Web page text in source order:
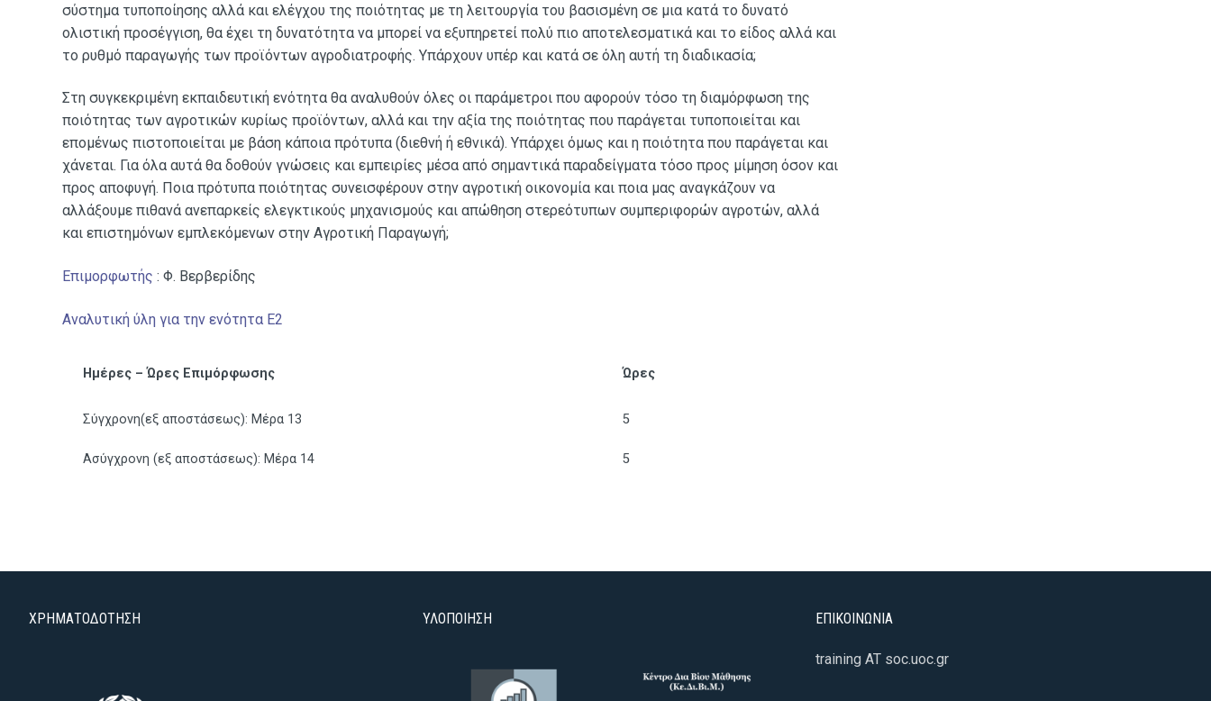
σύστημα τυποποίησης αλλά και ελέγχου της ποιότητας με τη λειτουργία του βασισμένη σε μια κατά το δυνατό
ολιστική προσέγγιση, θα έχει τη δυνατότητα να μπορεί να εξυπηρετεί πολύ πιο αποτελεσματικά και το είδος αλλά και
το ρυθμό παραγωγής των προϊόντων αγροδιατροφής. Υπάρχουν υπέρ και κατά σε όλη αυτή τη διαδικασία;
Στη συγκεκριμένη εκπαιδευτική ενότητα θα αναλυθούν όλες οι παράμετροι που αφορούν τόσο τη διαμόρφωση της
ποιότητας των αγροτικών κυρίως προϊόντων, αλλά και την αξία της ποιότητας που παράγεται τυποποιείται και
επομένως πιστοποιείται με βάση κάποια πρότυπα (διεθνή ή εθνικά). Υπάρχει όμως και η ποιότητα που παράγεται και
χάνεται. Για όλα αυτά θα δοθούν γνώσεις και εμπειρίες μέσα από σημαντικά παραδείγματα τόσο προς μίμηση όσον και
προς αποφυγή. Ποια πρότυπα ποιότητας συνεισφέρουν στην αγροτική οικονομία και ποια μας αναγκάζουν να
αλλάξουμε πιθανά ανεπαρκείς ελεγκτικούς μηχανισμούς και απώθηση στερεότυπων συμπεριφορών αγροτών, αλλά
και επιστημόνων εμπλεκόμενων στην Αγροτική Παραγωγή;
Επιμορφωτής : Φ. Βερβερίδης
Αναλυτική ύλη για την ενότητα Ε2
Ημέρες – Ώρες Επιμόρφωσης Ώρες
Σύγχρονη(εξ αποστάσεως): Μέρα 13
Ασύγχρονη (εξ αποστάσεως): Μέρα 14
5
5
ΧΡΗΜΑΤΟΔΟΤΗΣΗ ΥΛΟΠΟΙΗΣΗ ΕΠΙΚΟΙΝΩΝΙΑ
training AT soc.uoc.gr